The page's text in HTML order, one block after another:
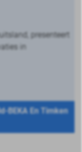
presenteert
in
BEKA En Timken